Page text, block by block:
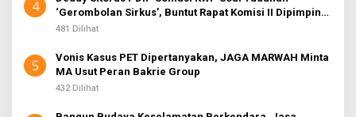
4
‘Gerombolan Sirkus’, Buntut Rapat Komisi II Dipimpin
Sufmi Dasco Ahmad
481 Dilihat
5
Vonis Kasus PET Dipertanyakan, JAGA MARWAH Minta
MA Usut Peran Bakrie Group
432 Dilihat